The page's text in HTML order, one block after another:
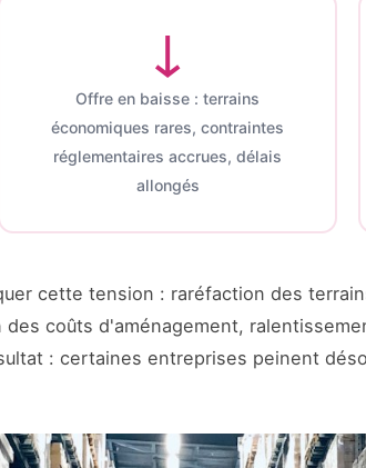
↓
Offre en baisse : terrains
économiques rares, contraintes
réglementaires accrues, délais
allongés
cette tension : raréfaction des
coûts d'aménagement,
: certaines entreprises peinent